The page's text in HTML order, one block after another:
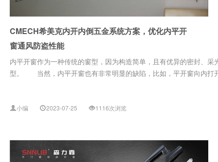
CMECH希美克内开内倒五金系统方案，优化内平开
窗通风防盗性能
内平开窗作为一种传统的窗型，因为构造简单，且有优异的密封、
型。 当然，内平开窗也有非常明显的缺陷，比如，平开窗向内打
小编 2023-07-25 1116次浏览